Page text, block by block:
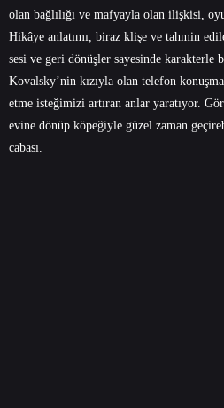
olan bağlılığı ve mafyayla olan ilişkisi,
Hikâye anlatımı, biraz klişe ve tahmin
sesi ve geri dönüşler sayesinde karakterle
Kovalsky’nin kızıyla olan telefon
etme isteğimizi artıran anlar yaratıyor.
evine dönüp köpeğiyle güzel zaman
cabası.